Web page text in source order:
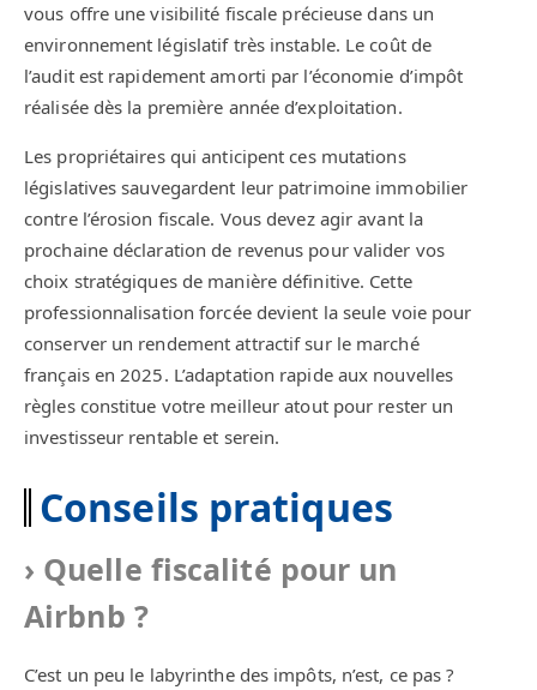
vous offre une visibilité fiscale précieuse dans un
environnement législatif très instable. Le coût de
l’audit est rapidement amorti par l’économie d’impôt
réalisée dès la première année d’exploitation.
Les propriétaires qui anticipent ces mutations
législatives sauvegardent leur patrimoine immobilier
contre l’érosion fiscale. Vous devez agir avant la
prochaine déclaration de revenus pour valider vos
choix stratégiques de manière définitive. Cette
professionnalisation forcée devient la seule voie pour
conserver un rendement attractif sur le marché
français en 2025. L’adaptation rapide aux nouvelles
règles constitue votre meilleur atout pour rester un
investisseur rentable et serein.
Conseils pratiques
Quelle fiscalité pour un
Airbnb ?
C’est un peu le labyrinthe des impôts, n’est, ce pas ?